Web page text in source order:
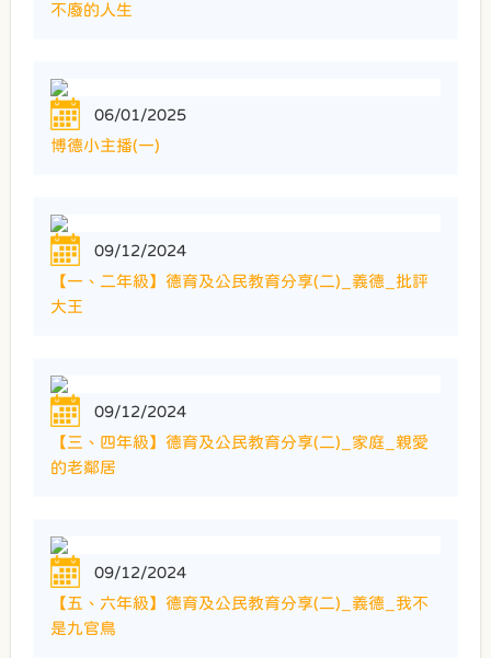
不廢的人生
06/01/2025
博德小主播(一)
09/12/2024
【一、二年級】德育及公民教育分享(二)_義德_批評
大王
09/12/2024
【三、四年級】德育及公民教育分享(二)_家庭_親愛
的老鄰居
09/12/2024
【五、六年級】德育及公民教育分享(二)_義德_我不
是九官鳥